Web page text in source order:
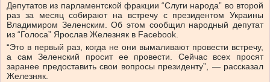
Депутатов из парламентской фракции “Слуги народа” во второй
раз за месяц собирают на встречу с президентом Украины
Владимиром Зеленским. Об этом сообщил народный депутат
из “Голоса” Ярослав Железняк в Facebook.
“Это в первый раз, когда не они вымаливают провести встречу,
а сам Зеленский просит ее провести. Сейчас всех просят
заранее предоставить свои вопросы президенту”, — рассказал
Железняк.